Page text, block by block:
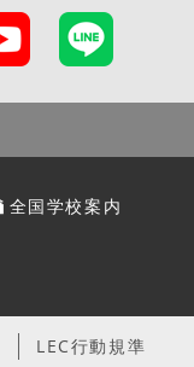
全国学校案内
LEC行動規準